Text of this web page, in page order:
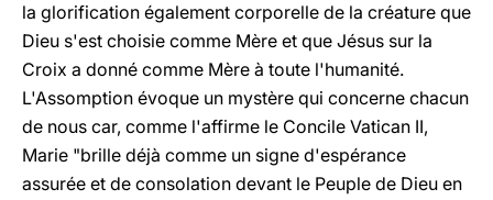
la glorification également corporelle de la créature que
Dieu s'est choisie comme Mère et que Jésus sur la
Croix a donné comme Mère à toute l'humanité.
L'Assomption évoque un mystère qui concerne chacun
de nous car, comme l'affirme le Concile Vatican II,
Marie "brille déjà comme un signe d'espérance
assurée et de consolation devant le Peuple de Dieu en